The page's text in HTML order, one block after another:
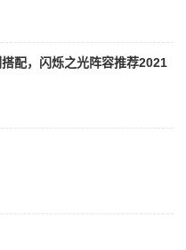
配，闪烁之光阵容推荐2021